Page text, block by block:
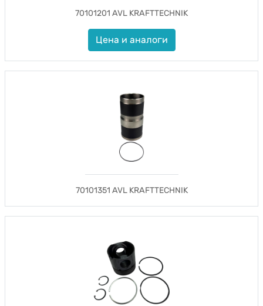
70101201 AVL KRAFTTECHNIK
Цена и аналоги
70101351 AVL KRAFTTECHNIK